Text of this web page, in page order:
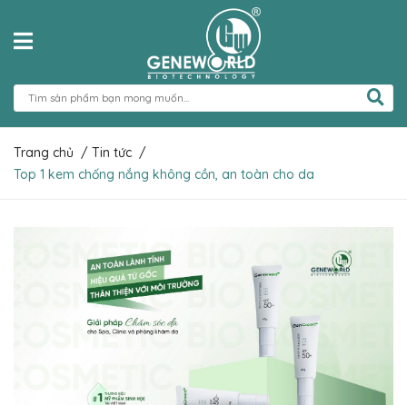
Trang chủ / Tin tức /
Top 1 kem chống nắng không cồn, an toàn cho da